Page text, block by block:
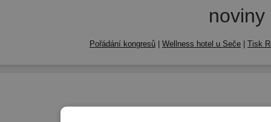
Pořádání kongresů Wellness hotel u Seče Tisk